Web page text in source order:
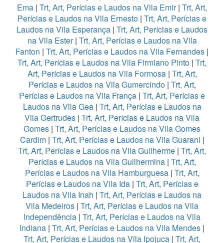
Ema | Trt, Art, Perícias e Laudos na Vila Emir| Trt, Art,
Perícias e Laudos na Vila Ernesto | Trt, Art, Perícias e
Laudos na Vila Esperança | Trt, Art, Perícias e Laudos
na Vila Ester| Trt, Art, Perícias e Laudos na Vila
Fanton | Trt, Art, Perícias e Laudos na Vila Fernandes |
Trt, Art, Perícias e Laudos na Vila Firmiano Pinto | Trt,
Art, Perícias e Laudos na Vila Formosa| Trt, Art,
Perícias e Laudos na Vila Gumercindo| Trt, Art,
Perícias e Laudos na Vila França | Trt, Art, Perícias e
Laudos na Vila Gea| Trt, Art, Perícias e Laudos na
Vila Gertrudes | Trt, Art, Perícias e Laudos na Vila
Gomes | Trt, Art, Perícias e Laudos na Vila Gomes
Cardim| Trt, Art, Perícias e Laudos na Vila Guarani |
Trt, Art, Perícias e Laudos na Vila Guilherme | Trt, Art,
Perícias e Laudos na Vila Guilhermina| Trt, Art,
Perícias e Laudos na Vila Hamburguesa| Trt, Art,
Perícias e Laudos na Vila Ida| Trt, Art, Perícias e
Laudos na Vila Inah | Trt, Art, Perícias e Laudos na
Vila Medeiros | Trt, Art, Perícias e Laudos na Vila
Independência | Trt, Art, Perícias e Laudos na Vila
Indiana | Trt, Art, Perícias e Laudos na Vila Mendes |
Trt, Art, Perícias e Laudos na Vila Ipojuca | Trt, Art,